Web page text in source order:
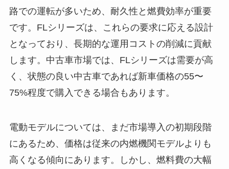
路での運転が多いため、耐久性と燃費効率が重要
です。FLシリーズは、これらの要求に応える設計
となっており、長期的な運用コストの削減に貢献
します。中古車市場では、FLシリーズは需要が高
く、状態の良い中古車であれば新車価格の55〜
75%程度で購入できる場合もあります。
電動モデルについては、まだ市場導入の初期段階
にあるため、価格は従来の内燃機関モデルよりも
高くなる傾向にあります。しかし、燃料費の大幅